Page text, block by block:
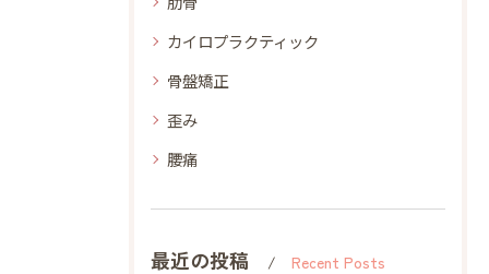
カイロプラクティック
骨盤矯正
歪み
腰痛
最近の投稿 Recent Posts